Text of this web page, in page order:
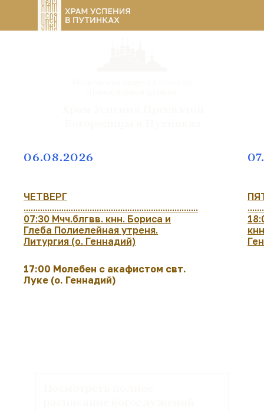
06.08.2026
ЧЕТВЕРГ
..........................................................................
07:30 Мчч.блгвв. кнн. Бориса и
Глеба Полиелейная утреня.
Литургия (о. Геннадий)
17:00 Молебен с акафистом свт.
Луке (о. Геннадий)